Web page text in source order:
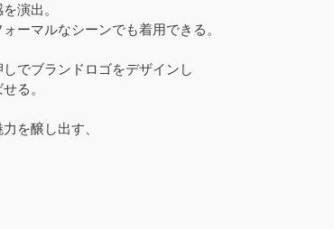
演出。
ーマルなシーンでも着用できる。
でブランドロゴをデザインし
る。
を醸し出す、